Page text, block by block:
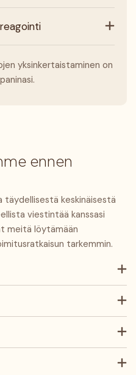
yksinkertaistaminen on
ennen
täydellisestä keskinäisestä
viestintää kanssasi
meitä löytämään
tarkemmin.